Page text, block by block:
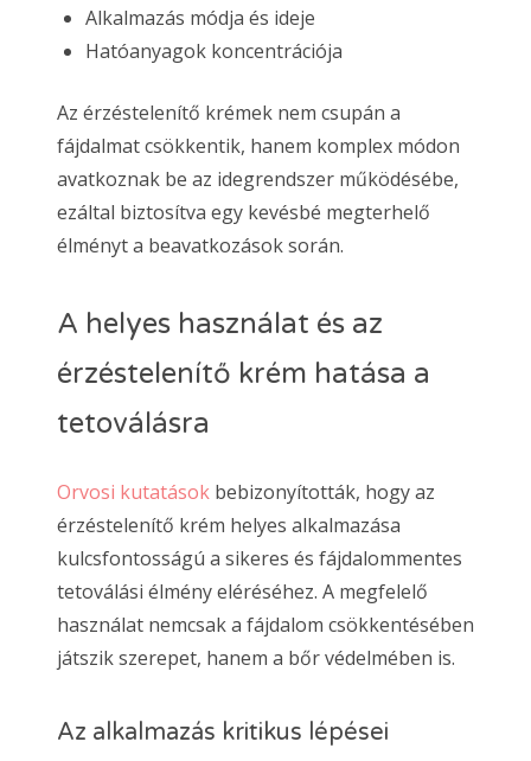
Alkalmazás módja és ideje
Hatóanyagok koncentrációja
Az érzéstelenítő krémek nem csupán a
fájdalmat csökkentik, hanem komplex módon
avatkoznak be az idegrendszer működésébe,
ezáltal biztosítva egy kevésbé megterhelő
élményt a beavatkozások során.
A helyes használat és az
érzéstelenítő krém hatása a
tetoválásra
Orvosi kutatások bebizonyították, hogy az
érzéstelenítő krém helyes alkalmazása
kulcsfontosságú a sikeres és fájdalommentes
tetoválási élmény eléréséhez. A megfelelő
használat nemcsak a fájdalom csökkentésében
játszik szerepet, hanem a bőr védelmében is.
Az alkalmazás kritikus lépései